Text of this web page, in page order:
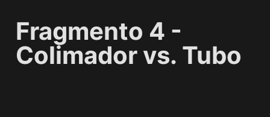
Fragmento 4 -
Colimador vs. Tubo